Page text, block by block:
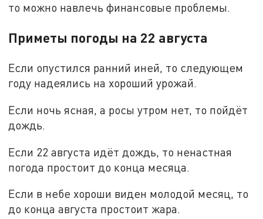
то можно навлечь финансовые проблемы.
Приметы погоды на 22 августа
Если опустился ранний иней, то следующем
году надеялись на хороший урожай.
Если ночь ясная, а росы утром нет, то пойдёт
дождь.
Если 22 августа идёт дождь, то ненастная
погода простоит до конца месяца.
Если в небе хороши виден молодой месяц, то
до конца августа простоит жара.